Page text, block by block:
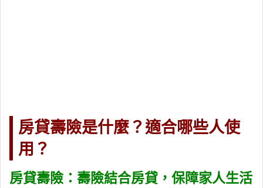
房貸壽險是什麼？適合哪些人使
用？
房貸壽險：壽險結合房貸，保障家人生活